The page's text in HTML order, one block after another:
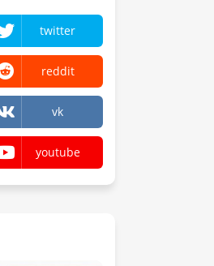
twitter
reddit
vk
youtube